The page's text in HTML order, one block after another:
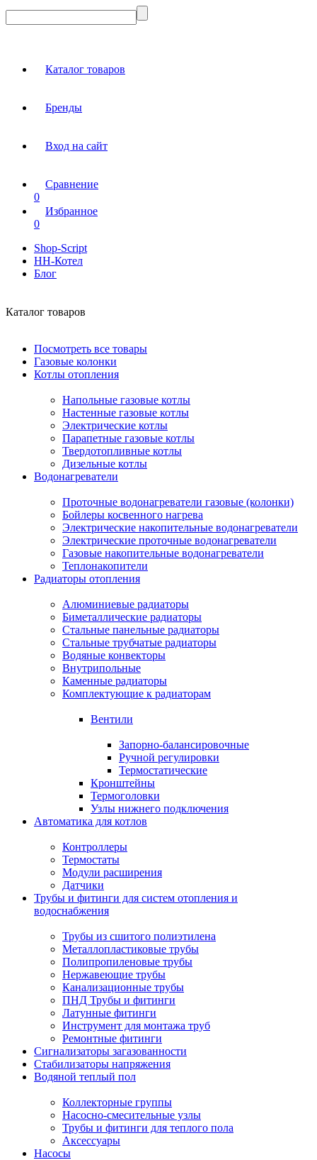
Каталог товаров
Бренды
Вход на сайт
Сравнение
0
Избранное
0
Shop-Script
НН-Котел
Блог
Каталог товаров
Посмотреть все товары
Газовые колонки
Котлы отопления
Напольные газовые котлы
Настенные газовые котлы
Электрические котлы
Парапетные газовые котлы
Твердотопливные котлы
Дизельные котлы
Водонагреватели
Проточные водонагреватели газовые (колонки)
Бойлеры косвенного нагрева
Электрические накопительные водонагреватели
Электрические проточные водонагреватели
Газовые накопительные водонагреватели
Теплонакопители
Радиаторы отопления
Алюминиевые радиаторы
Биметаллические радиаторы
Стальные панельные радиаторы
Стальные трубчатые радиаторы
Водяные конвекторы
Внутрипольные
Каменные радиаторы
Комплектующие к радиаторам
Вентили
Запорно-балансировочные
Ручной регулировки
Термостатические
Кронштейны
Термоголовки
Узлы нижнего подключения
Автоматика для котлов
Контроллеры
Термостаты
Модули расширения
Датчики
Трубы и фитинги для систем отопления и
водоснабжения
Трубы из сшитого полиэтилена
Металлопластиковые трубы
Полипропиленовые трубы
Нержавеющие трубы
Канализационные трубы
ПНД Трубы и фитинги
Латунные фитинги
Инструмент для монтажа труб
Ремонтные фитинги
Сигнализаторы загазованности
Стабилизаторы напряжения
Водяной теплый пол
Коллекторные группы
Насосно-смесительные узлы
Трубы и фитинги для теплого пола
Аксессуары
Насосы